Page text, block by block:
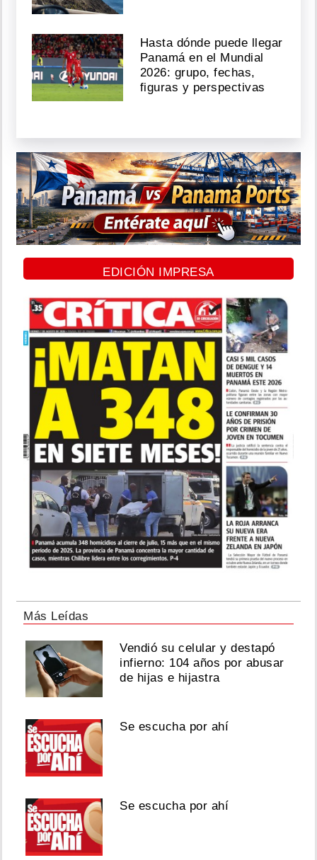
Hasta dónde puede llegar
Panamá en el Mundial
2026: grupo, fechas,
figuras y perspectivas
EDICIÓN IMPRESA
Más Leídas
Vendió su celular y destapó
infierno: 104 años por abusar
de hijas e hijastra
Se escucha por ahí
Se escucha por ahí